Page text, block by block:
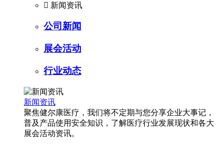
 新闻资讯
公司新闻
展会活动
行业动态
新闻资讯
聚焦健尔康医疗，我们将不定期与您分享企业大事记，
普及产品使用安全知识，了解医疗行业发展现状和各大
展会活动资讯。